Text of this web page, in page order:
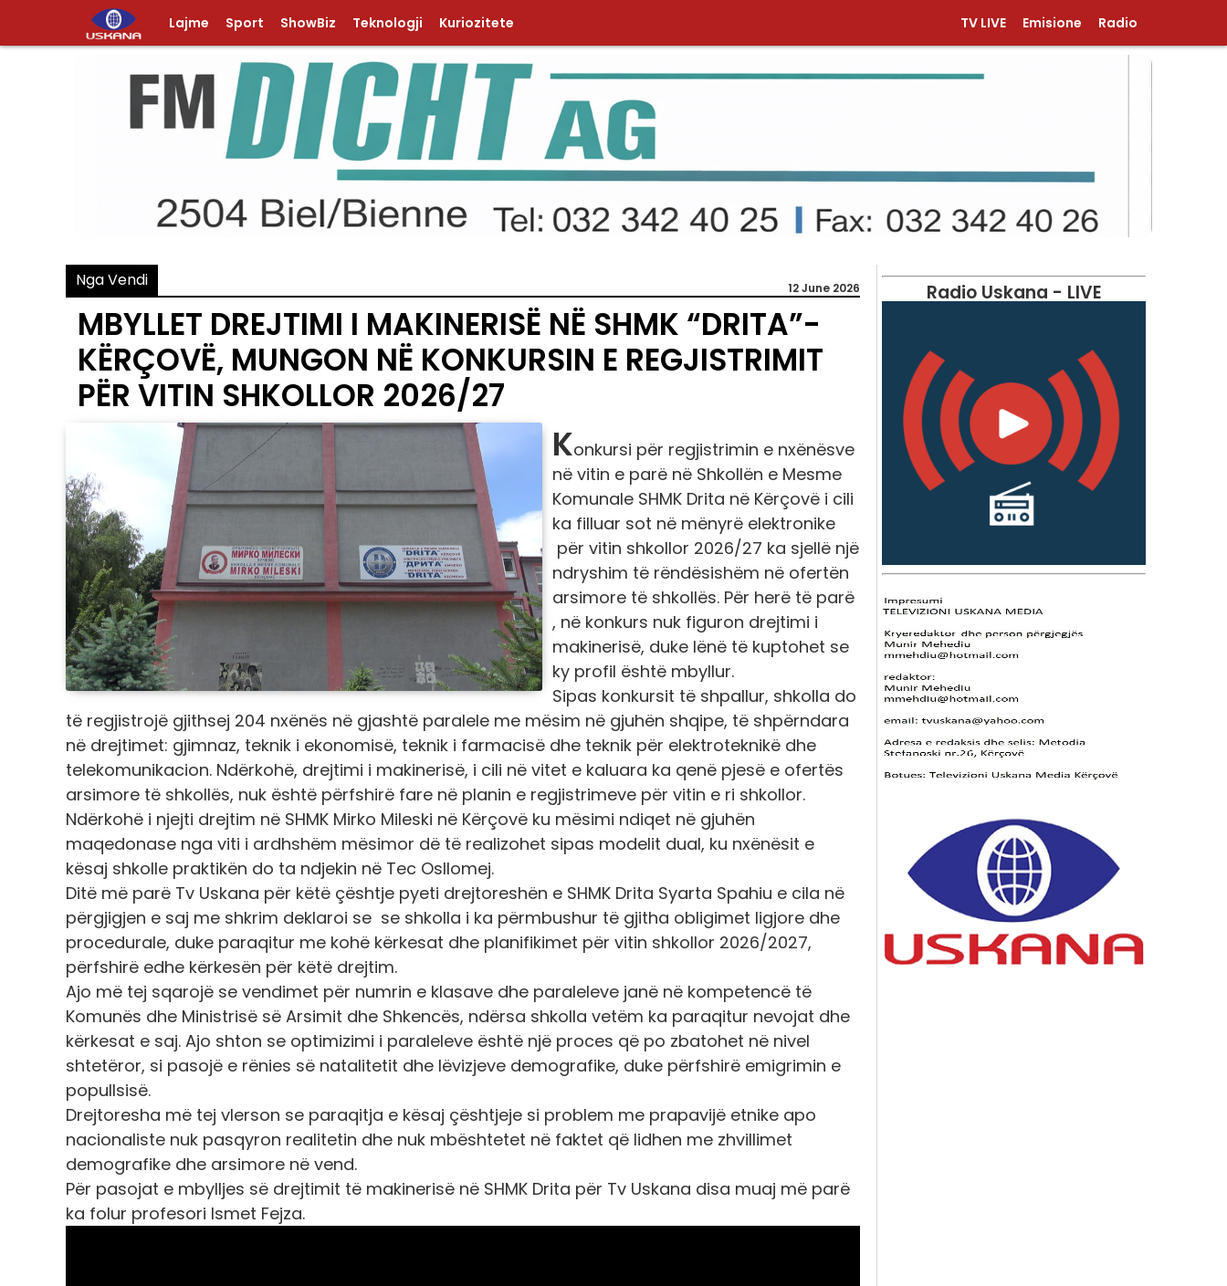
Lajme Sport ShowBiz Teknologji Kuriozitete TV LIVE Emisione Radio
Nga Vendi 12 June 2026
MBYLLET DREJTIMI I MAKINERISË NË SHMK “DRITA”-
KËRÇOVË, MUNGON NË KONKURSIN E REGJISTRIMIT
PËR VITIN SHKOLLOR 2026/27
Konkursi për regjistrimin e nxënësve
në vitin e parë në Shkollën e Mesme
Komunale SHMK Drita në Kërçovë i cili
ka filluar sot në mënyrë elektronike
për vitin shkollor 2026/27 ka sjellë një
ndryshim të rëndësishëm në ofertën
arsimore të shkollës. Për herë të parë
, në konkurs nuk figuron drejtimi i
makinerisë, duke lënë të kuptohet se
ky profil është mbyllur.
Sipas konkursit të shpallur, shkolla do
të regjistrojë gjithsej 204 nxënës në gjashtë paralele me mësim në gjuhën shqipe, të shpërndara
në drejtimet: gjimnaz, teknik i ekonomisë, teknik i farmacisë dhe teknik për elektroteknikë dhe
telekomunikacion. Ndërkohë, drejtimi i makinerisë, i cili në vitet e kaluara ka qenë pjesë e ofertës
arsimore të shkollës, nuk është përfshirë fare në planin e regjistrimeve për vitin e ri shkollor.
Ndërkohë i njejti drejtim në SHMK Mirko Mileski në Kërçovë ku mësimi ndiqet në gjuhën
maqedonase nga viti i ardhshëm mësimor dë të realizohet sipas modelit dual, ku nxënësit e
kësaj shkolle praktikën do ta ndjekin në Tec Osllomej.
Ditë më parë Tv Uskana për këtë çështje pyeti drejtoreshën e SHMK Drita Syarta Spahiu e cila në
përgjigjen e saj me shkrim deklaroi se se shkolla i ka përmbushur të gjitha obligimet ligjore dhe
procedurale, duke paraqitur me kohë kërkesat dhe planifikimet për vitin shkollor 2026/2027,
përfshirë edhe kërkesën për këtë drejtim.
Ajo më tej sqarojë se vendimet për numrin e klasave dhe paraleleve janë në kompetencë të
Komunës dhe Ministrisë së Arsimit dhe Shkencës, ndërsa shkolla vetëm ka paraqitur nevojat dhe
kërkesat e saj. Ajo shton se optimizimi i paraleleve është një proces që po zbatohet në nivel
shtetëror, si pasojë e rënies së natalitetit dhe lëvizjeve demografike, duke përfshirë emigrimin e
popullsisë.
Drejtoresha më tej vlerson se paraqitja e kësaj çështjeje si problem me prapavijë etnike apo
nacionaliste nuk pasqyron realitetin dhe nuk mbështetet në faktet që lidhen me zhvillimet
demografike dhe arsimore në vend.
Për pasojat e mbylljes së drejtimit të makinerisë në SHMK Drita për Tv Uskana disa muaj më parë
ka folur profesori Ismet Fejza.
Radio Uskana - LIVE